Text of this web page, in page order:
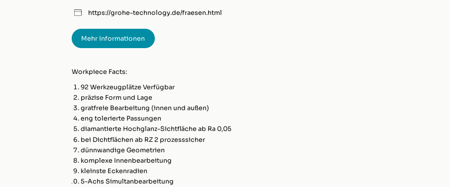
https://grohe-technology.de/fraesen.html
Mehr Informationen
Workpiece Facts:
92 Werkzeugplätze Verfügbar
präzise Form und Lage
gratfreie Bearbeitung (innen und außen)
eng tolerierte Passungen
diamantierte Hochglanz-Sichtfläche ab Ra 0,05
bei Dichtflächen ab RZ 2 prozesssicher
dünnwandige Geometrien
komplexe Innenbearbeitung
kleinste Eckenradien
5-Achs Simultanbearbeitung